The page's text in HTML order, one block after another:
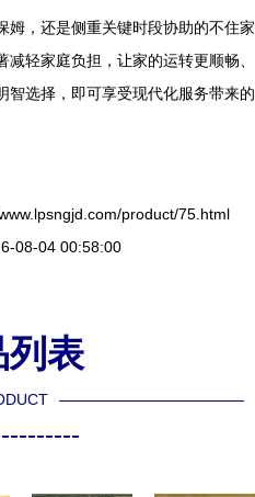
姆，还是侧重关键时段协助的不住家
轻家庭负担，让家的运转更顺畅、
智选择，即可享受现代化服务带来的
product/75.html
08-04 00:58:00
列表